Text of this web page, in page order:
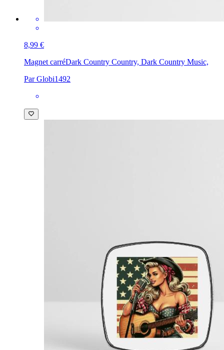
8,99 €
Magnet carréDark Country Country, Dark Country Music,
Par Globi1492